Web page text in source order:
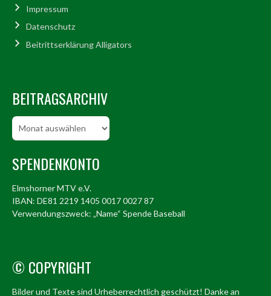
Impressum
Datenschutz
Beitrittserklärung Alligators
BEITRAGSARCHIV
Beitragsarchiv
SPENDENKONTO
Elmshorner MTV e.V.
IBAN: DE81 2219 1405 0017 0027 87
Verwendungszweck: „Name“ Spende Baseball
© COPYRIGHT
Bilder und Texte sind Urheberrechtlich geschützt! Danke an